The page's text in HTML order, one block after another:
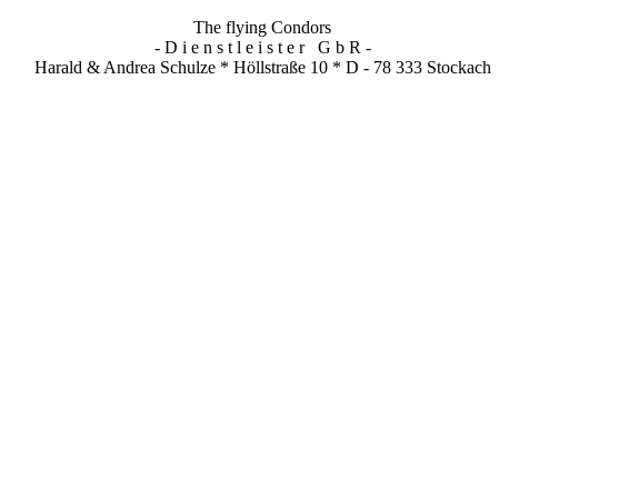
The flying Condors
- D i e n s t l e i s t e r G b R -
Harald & Andrea Schulze * Höllstraße 10 * D - 78 333 Stockach